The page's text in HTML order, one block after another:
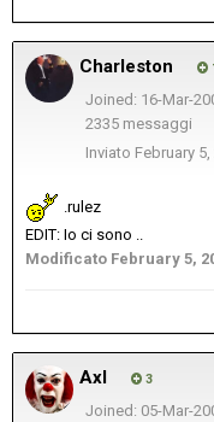
Charleston
Joined: 16-Mar-
2335 messaggi
Inviato February
.rulez
EDIT: Io ci sono ..
Modificato February 5,
Axl 3
Joined: 05-Mar-